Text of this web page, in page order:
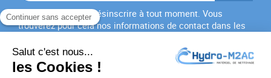
Vous pouvez vous désinscrire à tout moment. Vous
trouverez pour cela nos informations de contact dans les
J'accepte lesconditions générales
politique de
confidentialité